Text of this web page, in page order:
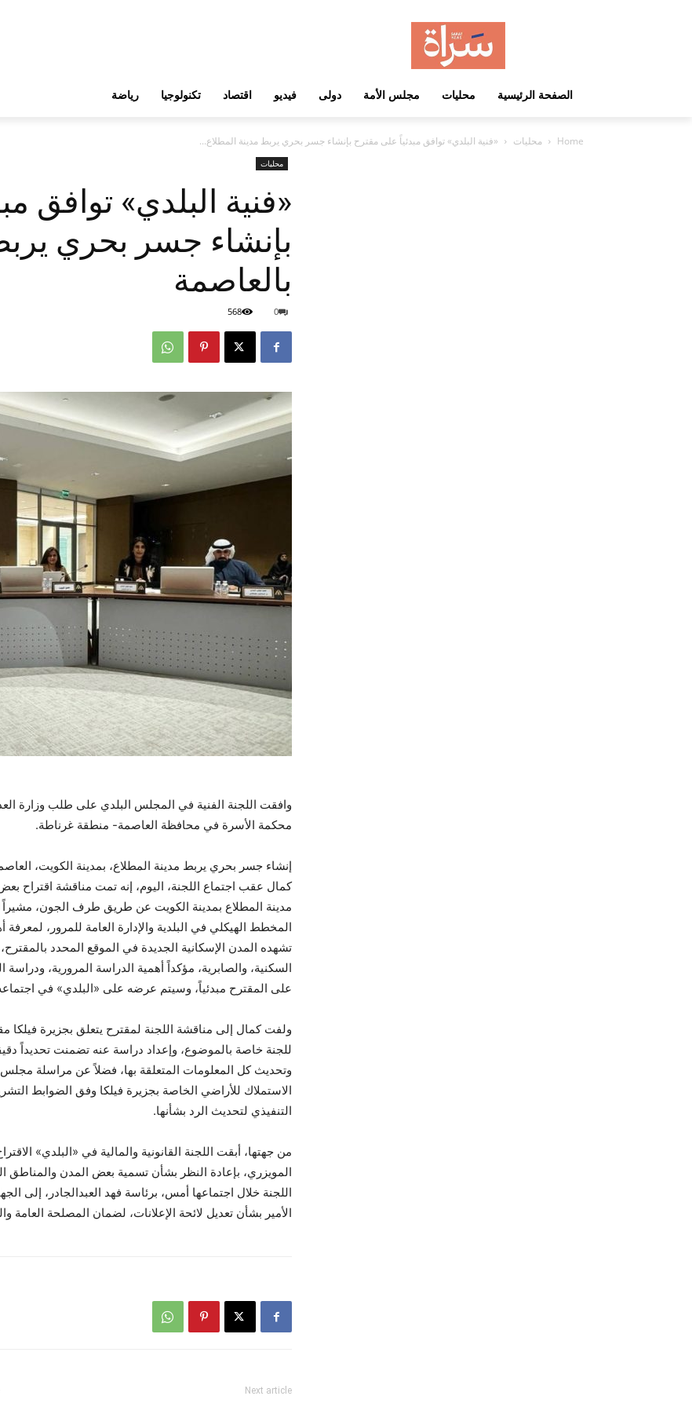
الصفحة الرئيسية محليات مجلس الأمة دولى فيديو اقتصاد تكنولوجيا رياضة
Home محليات «فنية البلدي» توافق مبدئياً على مقترح بإنشاء جسر بحري يربط مدينة المطلاع...
محليات
«فنية البلدي» توافق
بإنشاء جسر بحري
بالعاصمة
0
568
وافقت اللجنة الفنية في المجلس البلدي على طلب وزارة
محكمة الأسرة في محافظة العاصمة- منطقة غرناطة.
إنشاء جسر بحري يربط مدينة المطلاع، بمدينة الكويت،
كمال عقب اجتماع اللجنة، اليوم، إنه تمت مناقشة اقتراح
مدينة المطلاع بمدينة الكويت عن طريق طرف الجون، مشيراً
المخطط الهيكلي في البلدية والإدارة العامة للمرور،
تشهده المدن الإسكانية الجديدة في الموقع المحدد
السكنية، والصابرية، مؤكداً أهمية الدراسة المرورية،
على المقترح مبدئياً، وسيتم عرضه على «البلدي» في
ولفت كمال إلى مناقشة اللجنة لمقترح يتعلق بجزيرة فيلكا
للجنة خاصة بالموضوع، وإعداد دراسة عنه تضمنت تحديداً
وتحديث كل المعلومات المتعلقة بها، فضلاً عن مراسلة
الاستملاك للأراضي الخاصة بجزيرة فيلكا وفق الضوابط
التنفيذي لتحديث الرد بشأنها.
من جهتها، أبقت اللجنة القانونية والمالية في «البلدي»
المويزري، بإعادة النظر بشأن تسمية بعض المدن والمناطق
اللجنة خلال اجتماعها أمس، برئاسة فهد العبدالجادر، إلى
الأمير بشأن تعديل لائحة الإعلانات، لضمان المصلحة
Next article